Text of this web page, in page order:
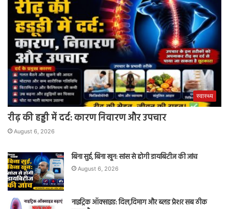
स्वास्थ्य
रीढ़ की हड्डी में दर्द: कारण निवारण और उपचार
August 6, 2026
बिना सुई, बिना खून: सांस से होगी डायबिटीज की जांच
August 6, 2026
नाइट्रिक ऑक्साइड: दिल,दिमाग और ब्लड प्रेशर सब ठीक